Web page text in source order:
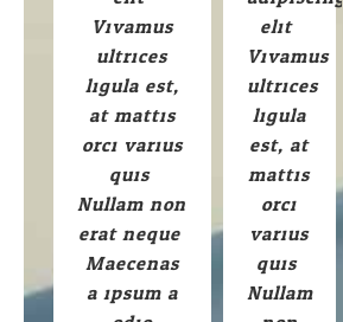
Vivamus
ultrices
ligula est,
at mattis
orci varius
quis.
Nullam non
erat neque.
Maecenas
a ipsum a
elit.
Vivamus
ultrices
ligula
est, at
mattis
orci
varius
quis.
Nullam